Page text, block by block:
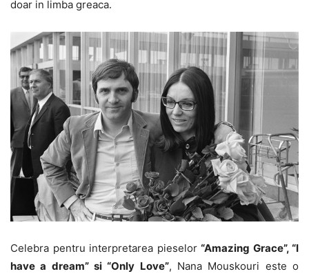
doar in limba greaca.
Celebra pentru interpretarea pieselor “Amazing Grace”, “I
have a dream” si “Only Love”, Nana Mouskouri este o